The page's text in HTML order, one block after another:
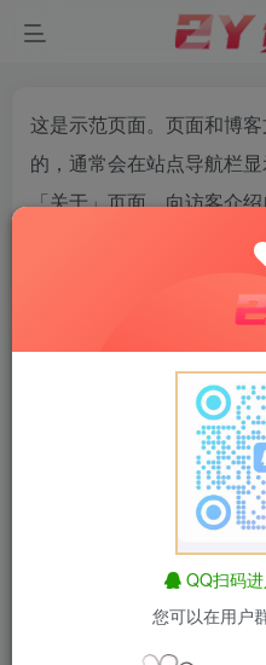
这是示范页面。页面和博
的，通常会在站点导航栏
「关于」页面，向访客介
大家好！ 我白天是一
抱负的魔术师，这是我
了一只名叫二哈的小狗
有遛狗。
XYZ Doohickey 公司
来，我们一直向社会贡
对魔都政府税收有着巨
QQ扫码
您可以在用户